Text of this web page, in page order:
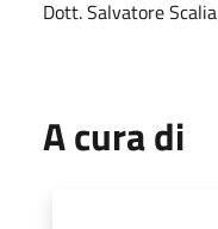
Dott. Salvatore Scalia
A cura di